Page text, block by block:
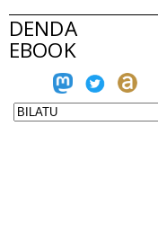
DENDA
EBOOK